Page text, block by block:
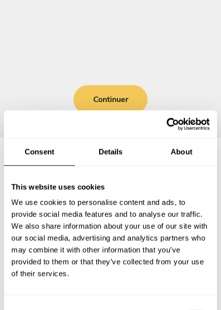
Consent Details About
This website uses cookies
We use cookies to personalise content and ads, to
provide social media features and to analyse our traffic.
We also share information about your use of our site with
our social media, advertising and analytics partners who
may combine it with other information that you’ve
provided to them or that they’ve collected from your use
of their services.
Continuer
posées
Vous trouverez ci-dessous les questions les plus
fréquentes sur Chefs a Domicile à Ivry-sur-Seine.